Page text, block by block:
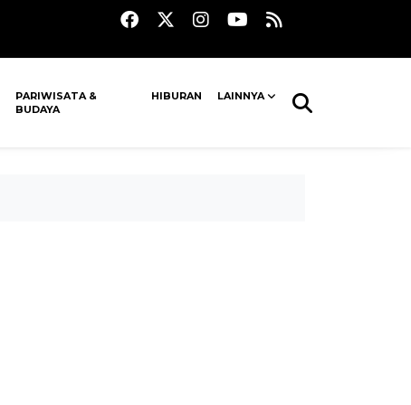
PARIWISATA &
BUDAYA
HIBURAN LAINNYA